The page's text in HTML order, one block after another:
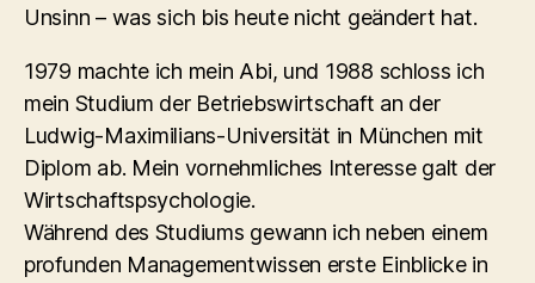
Unsinn – was sich bis heute nicht geändert hat.
1979 machte ich mein Abi, und 1988 schloss ich
mein Studium der Betriebswirtschaft an der
Ludwig-Maximilians-Universität in München mit
Diplom ab. Mein vornehmliches Interesse galt der
Wirtschaftspsychologie.
Während des Studiums gewann ich neben einem
profunden Managementwissen erste Einblicke in